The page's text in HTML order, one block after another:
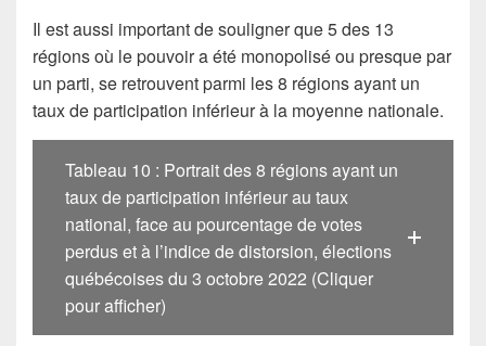
Il est aussi important de souligner que 5 des 13
régions où le pouvoir a été monopolisé ou presque par
un parti, se retrouvent parmi les 8 régions ayant un
taux de participation inférieur à la moyenne nationale.
Tableau 10 : Portrait des 8 régions ayant un
taux de participation inférieur au taux
national, face au pourcentage de votes
perdus et à l’indice de distorsion, élections
québécoises du 3 octobre 2022 (Cliquer
pour afficher)